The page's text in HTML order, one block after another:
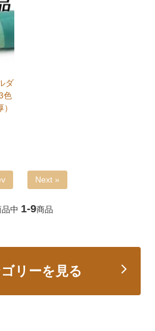
ダ
色
Next »
中 1-9商品
リーを見る